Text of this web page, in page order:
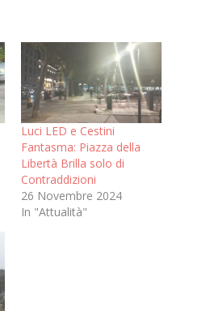
Luci LED e Cestini
Fantasma: Piazza della
Libertà Brilla solo di
Contraddizioni
26 Novembre 2024
In "Attualità"